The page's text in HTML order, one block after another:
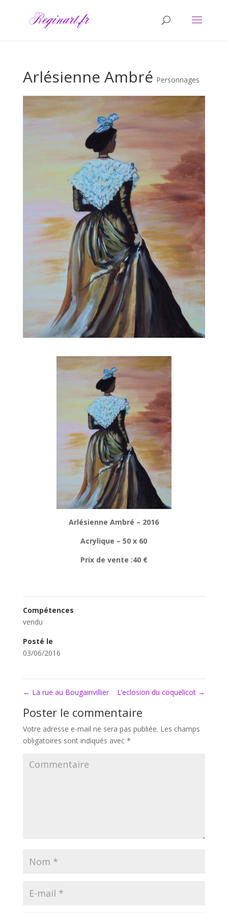
Arlésienne Ambré Personnages
Arlésienne Ambré – 2016
Acrylique – 50 x 60
Prix de vente :40 €
Compétences
vendu
Posté le
03/06/2016
← La rue au Bougainvillier L’eclosion du coquelicot →
Poster le commentaire
Votre adresse e-mail ne sera pas publiée. Les champs
obligatoires sont indiqués avec *